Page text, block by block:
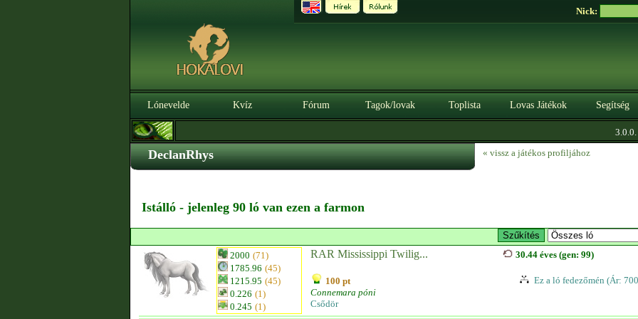
Nick:
Lónevelde Kvíz Fórum Tagok/lovak Toplista Lovas Játékok Segítség
3.0.0.
DeclanRhys « vissz a játékos profiljához
Istálló - jelenleg 90 ló van ezen a farmon
2000 (71)
1785.96 (45)
1215.95 (45)
0.226 (1)
0.245 (1)
RAR Mississippi Twilig...
100 pt
Connemara póni
Csődör
30.44 éves (gen: 99)
Ez a ló fedezőmén (Ár: